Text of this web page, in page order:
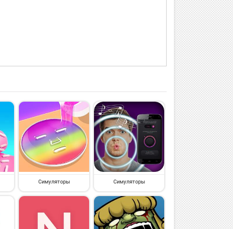
Симуляторы Симуляторы